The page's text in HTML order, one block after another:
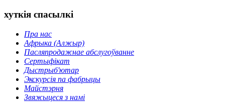
хуткія спасылкі
Пра нас
Афрыка (Алжыр)
Пасляпродажнае абслугоўванне
Сертыфікат
Дыстрыб'ютар
Экскурсія па фабрыцы
Майстэрня
Звяжыцеся з намі